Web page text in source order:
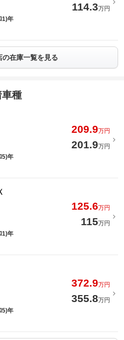
114.3万円
1)年
の在庫一覧を見る
車種
209.9万円
201.9万円
5)年
125.6万円
115万円
1)年
372.9万円
355.8万円
5)年